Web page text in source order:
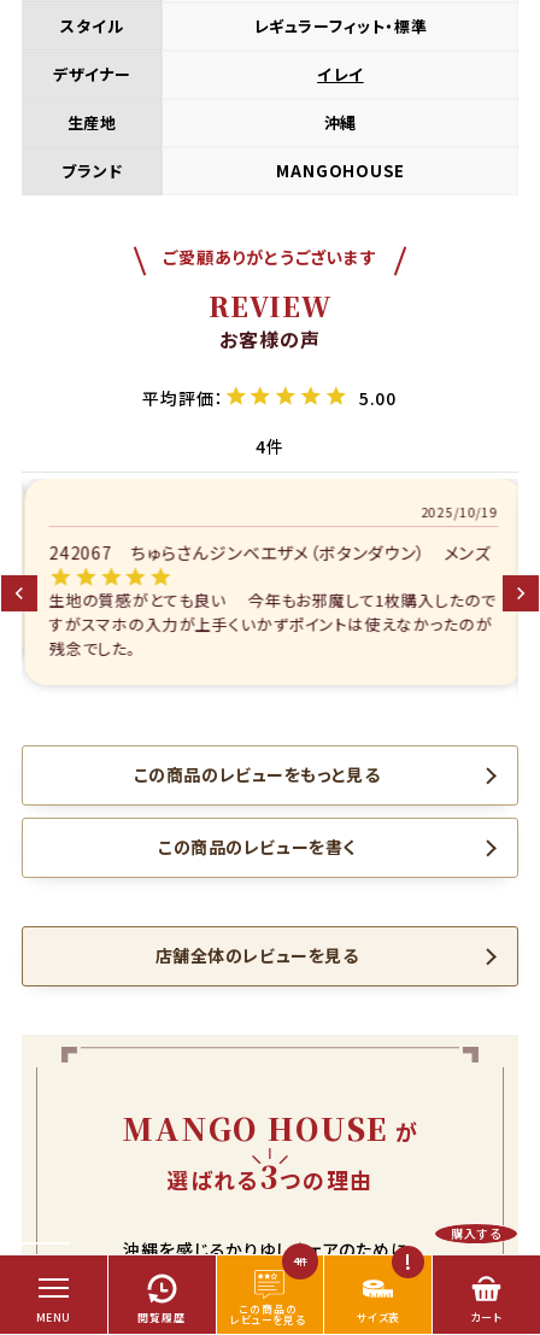
購入する
スタイル レギュラーフィット・標準
デザイナー イレイ
生産地 沖縄
ブランド MANGOHOUSE
ご愛顧ありがとうございます
REVIEW
お客様の声
5.00
4
2025/10/19
242067 ちゅらさんジンベエザメ（ボタンダウン） メンズ
生地の質感がとても良い 今年もお邪魔して1枚購入したので
すがスマホの入力が上手くいかずポイントは使えなかったのが
残念でした。
この商品のレビューをもっと見る
この商品のレビューを書く
店舗全体のレビューを見る
MANGO HOUSE が
選ばれる3つの理由
沖縄を感じるかりゆしウェアのために、
とことんデザインにこだわる
「かりゆしウェア （沖縄アロハシャツ）専門店」
4件